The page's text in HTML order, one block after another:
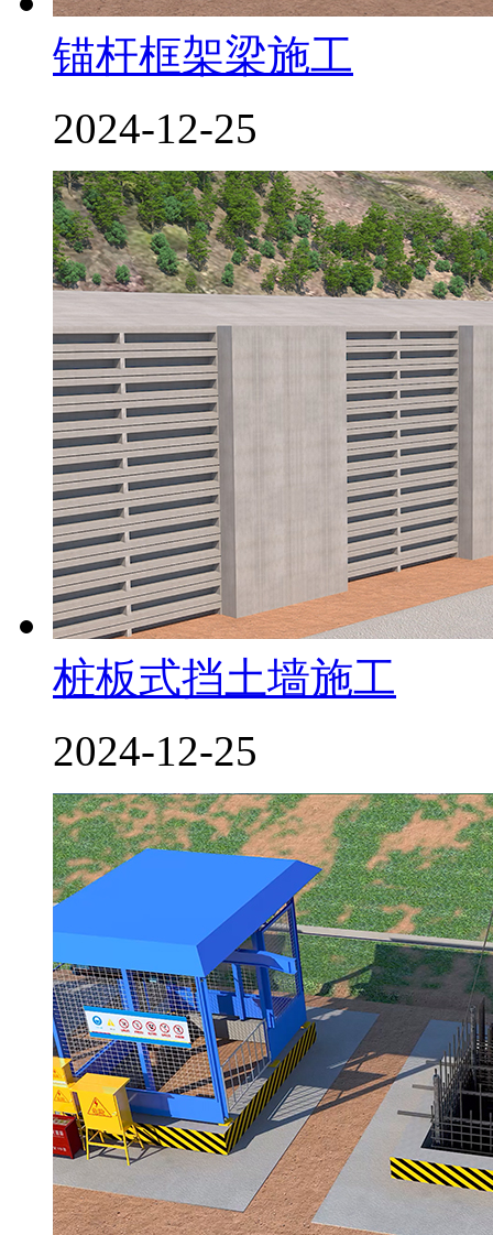
锚杆框架梁施工
2024-12-25
桩板式挡土墙施工
2024-12-25